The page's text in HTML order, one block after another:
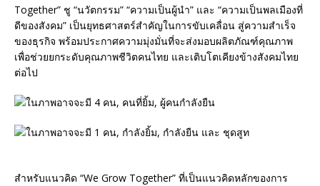
Together” ชู “นวัตกรรม” “ความเป็นผู้นำ” และ “ความเป็นพลเมืองที่
ดีของสังคม” เป็นยุทธศาสตร์สำคัญในการขับเคลื่อน สู่ความสำเร็จ
ของธุรกิจ พร้อมประกาศความมุ่งมั่นที่จะส่งมอบผลิตภัณฑ์คุณภาพ
เพื่อช่วยยกระดับคุณภาพชีวิตคนไทย และเติบโตเคียงข้างสังคมไทย
ต่อไป
สำหรับแนวคิด “We Grow Together” ที่เป็นแนวคิดหลักของการ